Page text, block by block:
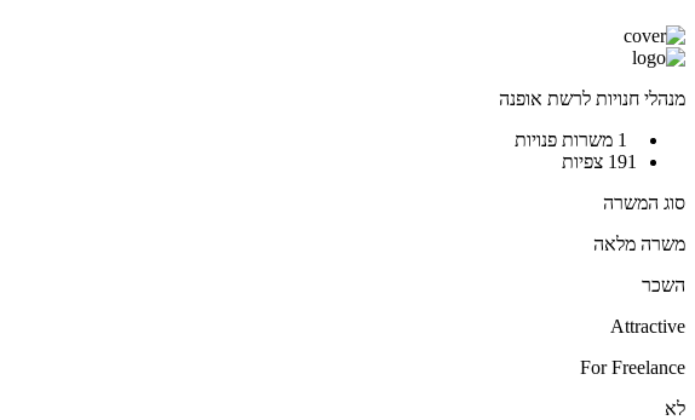
מנהלי חנויות לרשת אופנה
1 משרות פנויות
191 צפיות
סוג המשרה
משרה מלאה
השכר
Attractive
For Freelance
לא